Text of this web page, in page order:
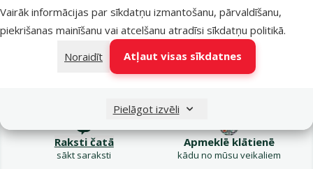
Vairāk informācijas par sīkdatņu izmantošanu, pārvaldīšanu,
piekrišanas mainīšanu vai atcelšanu atradīsi sīkdatņu politikā.
Noraidīt
Atļaut visas sīkdatnes
Pielāgot izvēli
Raksti čatā
sākt saraksti
Apmeklē klātienē
kādu no mūsu veikaliem